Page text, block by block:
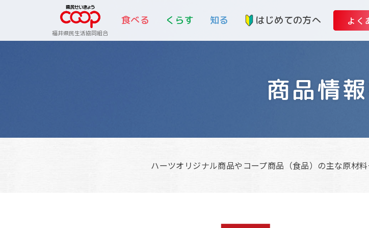
福井県民生活協同組合
食べる くらす 知る はじめての方へ よく
商品情
ハーツオリジナル商品やコープ商品（食品）の主な原材